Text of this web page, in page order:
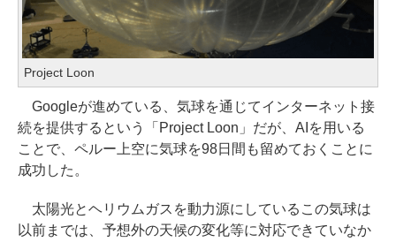
Project Loon
Googleが進めている、気球を通じてインターネット接
続を提供するという「Project Loon」だが、AIを用いる
ことで、ペルー上空に気球を98日間も留めておくことに
成功した。
太陽光とヘリウムガスを動力源にしているこの気球は
以前までは、予想外の天候の変化等に対応できていなか